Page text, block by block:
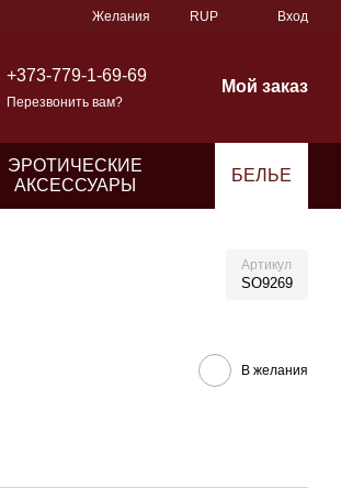
Желания RUP Вход
+373-779-1-69-69
Перезвонить вам?
Мой заказ
ЭРОТИЧЕСКИЕ
АКСЕССУАРЫ
БЕЛЬЕ
Артикул
SO9269
В желания